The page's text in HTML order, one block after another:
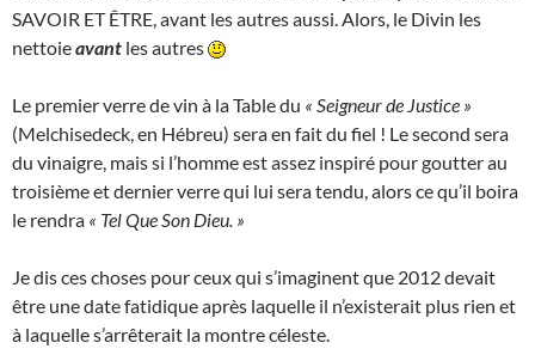
SAVOIR ET ÊTRE, avant les autres aussi. Alors, le Divin les
nettoieavant les autres
Le premier verre de vin à la Table du « Seigneur de Justice »
(Melchisedeck, en Hébreu) sera en fait du fiel ! Le second sera
du vinaigre, mais si l’homme est assez inspiré pour goutter au
troisième et dernier verre qui lui sera tendu, alors ce qu’il boira
le rendra « Tel Que Son Dieu. »
Je dis ces choses pour ceux qui s’imaginent que 2012 devait
être une date fatidique après laquelle il n’existerait plus rien et
à laquelle s’arrêterait la montre céleste.